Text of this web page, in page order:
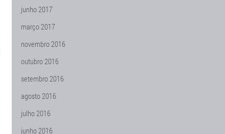
junho 2017
março 2017
novembro 2016
outubro 2016
setembro 2016
agosto 2016
julho 2016
junho 2016